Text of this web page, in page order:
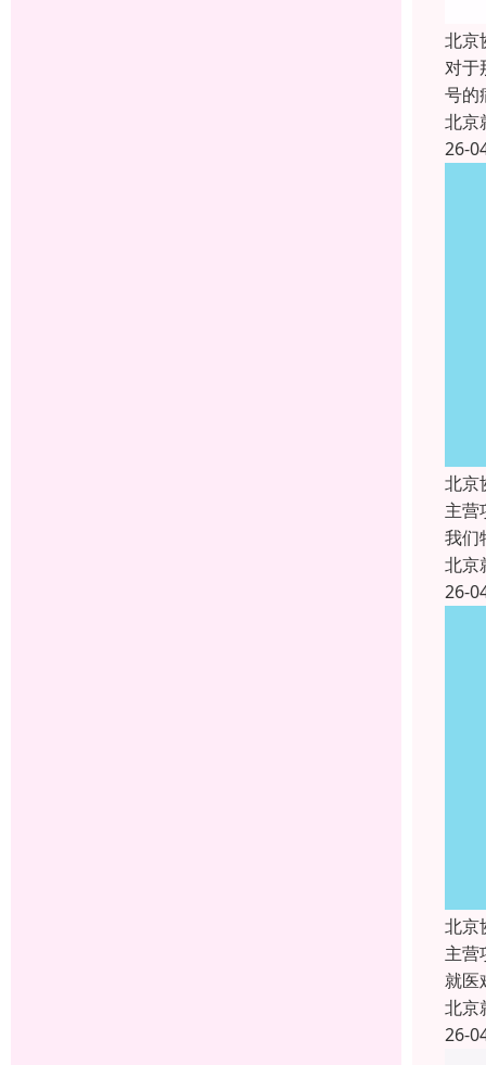
北京
对于
号的
北京
26-
北京
主营
我们
北京
26-
北京
主营
就医
北京
26-